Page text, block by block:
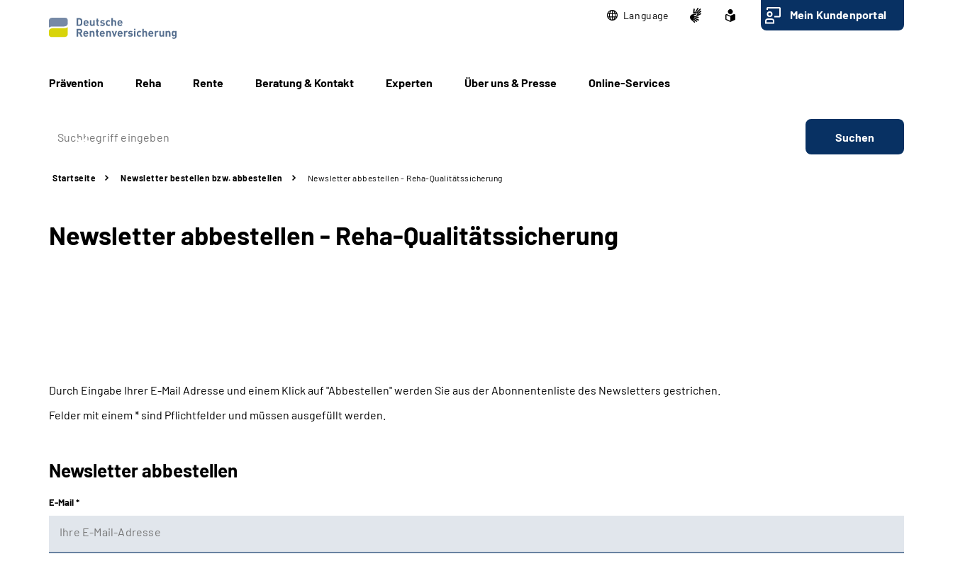
Language Mein Kundenportal
Prävention Reha Rente Beratung & Kontakt Experten Über uns & Presse Online-Services
Suchen
Startseite Newsletter bestellen bzw. abbestellen Newsletter abbestellen - Reha-Qualitätssicherung
Newsletter abbestellen - Reha-Qualitätssicherung
Durch Eingabe Ihrer E-Mail Adresse und einem Klick auf "Abbestellen" werden Sie aus der Abonnentenliste des Newsletters gestrichen.
Felder mit einem * sind Pflichtfelder und müssen ausgefüllt werden.
Newsletter abbestellen
E-Mail *